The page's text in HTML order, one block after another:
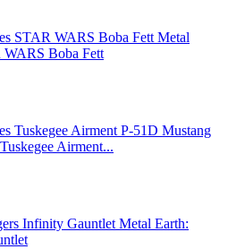
Metal
WARS Boba Fett
Airment...
Metal Earth: